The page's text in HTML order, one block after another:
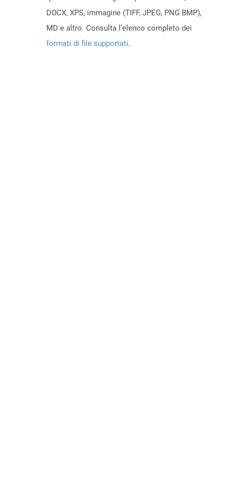
DOCX, XPS, immagine (TIFF, JPEG, PNG BMP),
MD e altro. Consulta l’elenco completo dei
formati di file supportati.